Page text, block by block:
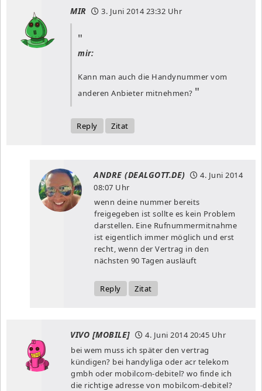
MIR 3. Juni 201423:32 Uhr
mir:
Kann man auch die Handynummer vom
anderen Anbieter mitnehmen?
Reply Zitat
ANDRE (DEALGOTT.DE)
4. Juni 2014
08:07 Uhr
wenn deine nummer bereits
freigegeben ist sollte es kein Problem
darstellen. Eine Rufnummermitnahme
ist eigentlich immer möglich und erst
recht, wenn der Vertrag in den
nächsten 90 Tagen ausläuft
Reply Zitat
VIVO [MOBILE] 4. Juni 201420:45 Uhr
bei wem muss ich später den vertrag
kündigen? bei handyliga oder acr telekom
gmbh oder mobilcom-debitel? wo finde ich
die richtige adresse von mobilcom-debitel?